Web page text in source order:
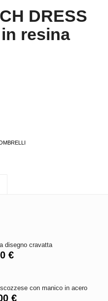
DRESS
resina
disegno cravatta
€
con manico in acero
€